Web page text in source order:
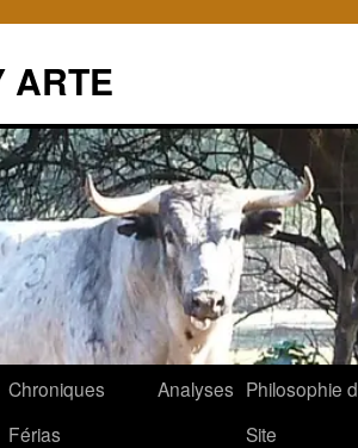
ARTE
Chroniques
Férias
Analyses Philosophie
Site